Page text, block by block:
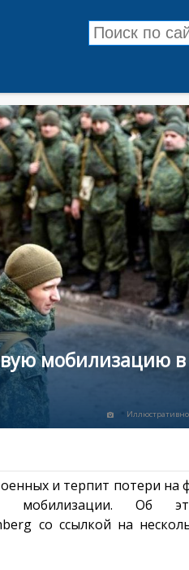
мобилизацию
и терпит потери на
мобилизации. Об
со ссылкой на